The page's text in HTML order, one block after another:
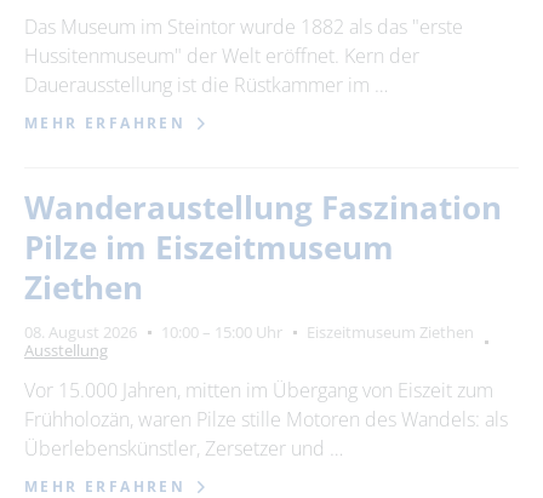
bitte wählen
Das Museum im Steintor wurde 1882 als das "erste
Hussitenmuseum" der Welt eröffnet. Kern der
Dauerausstellung ist die Rüstkammer im …
MEHR ERFAHREN
Wanderaustellung Faszination
Pilze im Eiszeitmuseum
Ziethen
08. August 2026 10:00 – 15:00 Uhr
Eiszeitmuseum Ziethen
Ausstellung
Vor 15.000 Jahren, mitten im Übergang von Eiszeit zum
Frühholozän, waren Pilze stille Motoren des Wandels: als
Überlebenskünstler, Zersetzer und …
MEHR ERFAHREN